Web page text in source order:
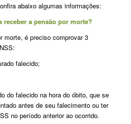
abaixo algumas informações:
a pensão por morte?
morte, é preciso comprovar 3
falecido;
do falecido na hora do óbito, que se
antes de seu falecimento ou ter
no período anterior ao ocorrido.